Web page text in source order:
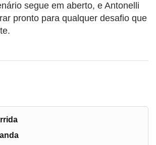
segue em aberto, e Antonelli
pronto para qualquer desafio que